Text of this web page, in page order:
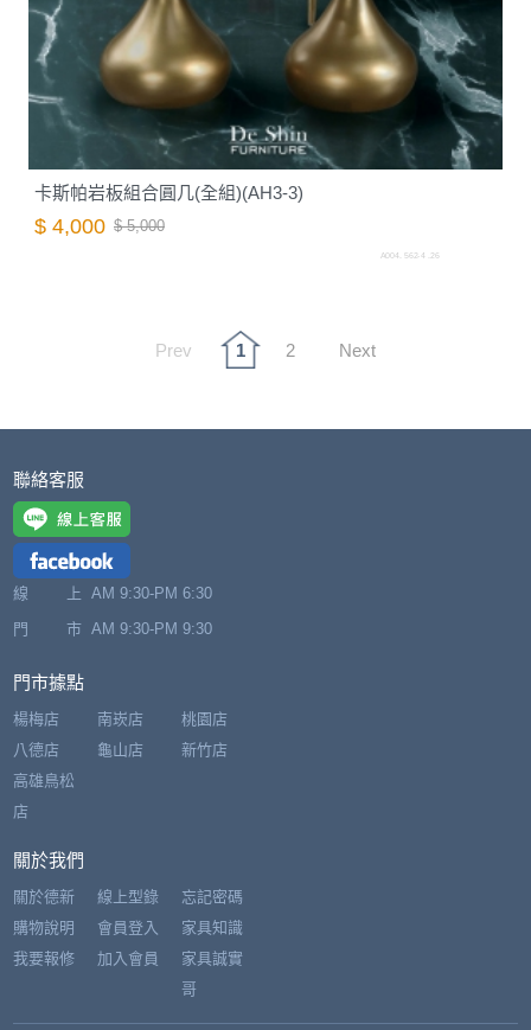
卡斯帕岩板組合圓几(全組)(AH3-3)
$ 4,000 $ 5,000
A004. 562-4 .26
Prev 1 2 Next
聯絡客服
線 上 AM 9:30-PM 6:30
門 市 AM 9:30-PM 9:30
門市據點
楊梅店
八德店
南崁店
龜山店
桃園店
新竹店
高雄鳥松
店
關於我們
關於德新
購物說明
我要報修
線上型錄
會員登入
加入會員
忘記密碼
家具知識
家具誠實
哥